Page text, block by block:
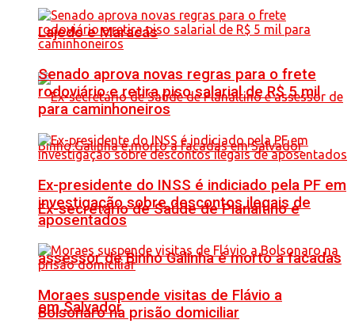
Lajedo e Maracás
Ex-secretário de Saúde de Planaltino e
assessor de Binho Galinha é morto a facadas
em Salvador
Senado aprova novas regras para o frete
rodoviário e retira piso salarial de R$ 5 mil
para caminhoneiros
Ex-presidente do INSS é indiciado pela PF em
investigação sobre descontos ilegais de
aposentados
Moraes suspende visitas de Flávio a
Bolsonaro na prisão domiciliar